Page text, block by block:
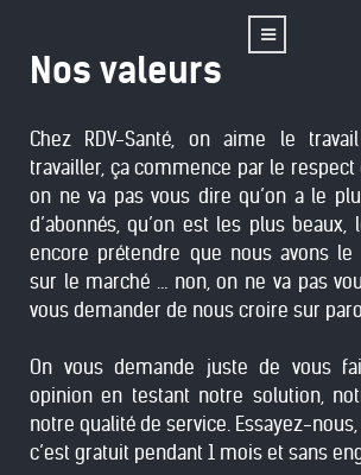
Nos valeurs
Chez RDV-Santé, on aime le
travailler, ça commence par le respect
on ne va pas vous dire qu’on a le
d’abonnés, qu’on est les plus
encore prétendre que nous avons
sur le marché … non, on ne va pas
vous demander de nous croire sur
On vous demande juste de vous
opinion en testant notre solution,
notre qualité de service. Essayez-
c’est gratuit pendant 1 mois et sans